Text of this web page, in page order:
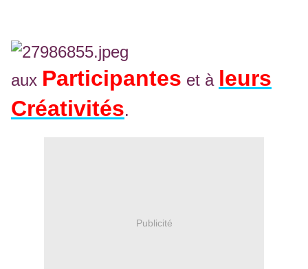
aux Participantes et à leurs
Créativités.
Publicité